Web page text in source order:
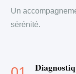
Un
sérénité.